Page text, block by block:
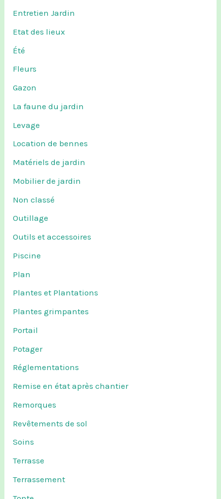
Entretien Jardin
Etat des lieux
Été
Fleurs
Gazon
La faune du jardin
Levage
Location de bennes
Matériels de jardin
Mobilier de jardin
Non classé
Outillage
Outils et accessoires
Piscine
Plan
Plantes et Plantations
Plantes grimpantes
Portail
Potager
Réglementations
Remise en état après chantier
Remorques
Revêtements de sol
Soins
Terrasse
Terrassement